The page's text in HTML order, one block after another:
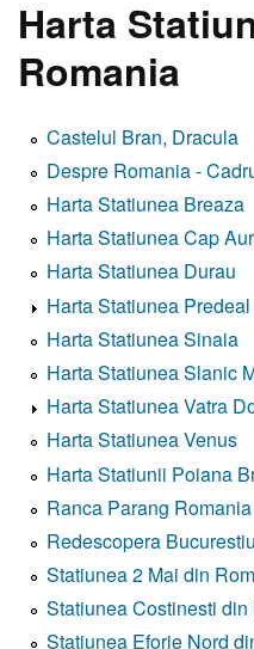
Harta
Romania
Castelul Bran, Dracula
Despre Romania -
Harta Statiunea Breaza
Harta Statiunea Cap
Harta Statiunea Durau
Harta Statiunea Predeal
Harta Statiunea Sinaia
Harta Statiunea Slanic
Harta Statiunea Vatra
Harta Statiunea Venus
Harta Statiunii Poiana
Ranca Parang Romania
Redescopera
Statiunea 2 Mai din
Statiunea Costinesti
Statiunea Eforie Nord